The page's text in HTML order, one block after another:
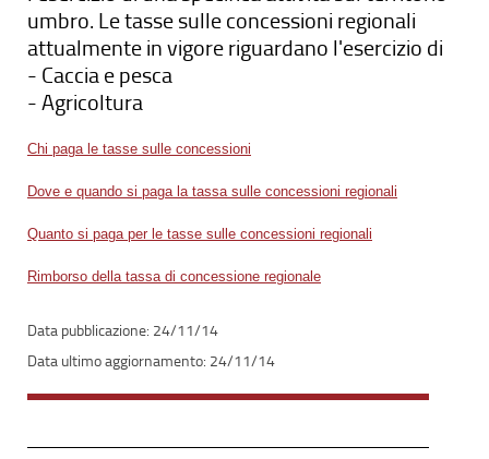
umbro. Le tasse sulle concessioni regionali
attualmente in vigore riguardano l'esercizio di
- Caccia e pesca
- Agricoltura
Chi paga le tasse sulle concessioni
Dove e quando si paga la tassa sulle concessioni regionali
Quanto si paga per le tasse sulle concessioni regionali
Rimborso della tassa di concessione regionale
24/11/14
24/11/14